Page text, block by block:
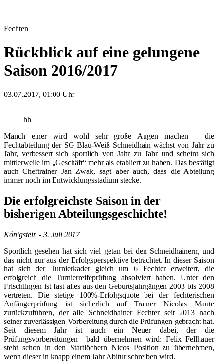
Fechten
Rückblick auf eine gelungene
Saison 2016/2017
03.07.2017, 01:00 Uhr
hh
Manch einer wird wohl sehr große Augen machen – die
Fechtabteilung der SG Blau-Weiß Schneidhain wächst von Jahr zu
Jahr, verbessert sich sportlich von Jahr zu Jahr und scheint sich
mittlerweile im „Geschäft“ mehr als etabliert zu haben. Das bestätigt
auch Cheftrainer Jan Zwak, sagt aber auch, dass die Abteilung
immer noch im Entwicklungsstadium stecke.
Die erfolgreichste Saison in der
bisherigen Abteilungsgeschichte!
Königstein - 3. Juli 2017
Sportlich gesehen hat sich viel getan bei den Schneidhainern, und
das nicht nur aus der Erfolgsperspektive betrachtet. In dieser Saison
hat sich der Turnierkader gleich um 6 Fechter erweitert, die
erfolgreich die Turnierreifeprüfung absolviert haben. Unter den
Frischlingen ist fast alles aus den Geburtsjahrgängen 2003 bis 2008
vertreten. Die stetige 100%-Erfolgsquote bei der fechterischen
Anfängerprüfung ist sicherlich auf Trainer Nicolas Maute
zurückzuführen, der alle Schneidhainer Fechter seit 2013 nach
seiner zuverlässigen Vorbereitung durch die Prüfungen gebracht hat.
Seit diesem Jahr ist auch ein Neuer dabei, der die
Prüfungsvorbereitungen bald übernehmen wird: Felix Fellhauer
steht schon in den Startlöchern Nicos Position zu übernehmen,
wenn dieser in knapp einem Jahr Abitur schreiben wird.